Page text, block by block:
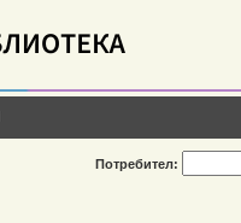
Потребител: